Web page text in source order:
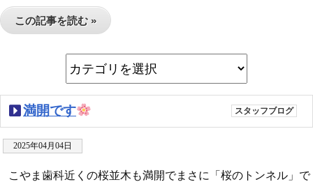
この記事を読む »
満開です スタッフブログ
2025年04月04日
こやま歯科近くの桜並木も満開でまさに「桜のトンネル」で